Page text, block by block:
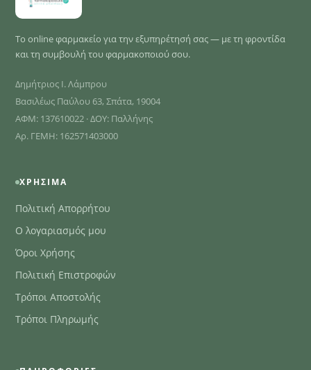
Το online φαρμακείο για την εξυπηρέτησή σας — με τη φροντίδα
και τη συμβουλή του φαρμακοποιού σου.
Δημήτριος Ι. Λάμπρου
Βασιλέως Παύλου 63, Σπάτα, 19004
ΑΦΜ: 137610022 · ΔΟΥ: Παλλήνης
Αρ. ΓΕΜΗ: 162571403000
ΧΡΉΣΙΜΑ
Πολιτική Απορρήτου
Ο λογαριασμός μου
Όροι Χρήσης
Πολιτική Επιστροφών
Τρόποι Αποστολής
Τρόποι Πληρωμής